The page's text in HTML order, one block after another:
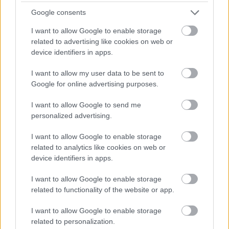
Google consents
I want to allow Google to enable storage
related to advertising like cookies on web or
device identifiers in apps.
I want to allow my user data to be sent to
Google for online advertising purposes.
I want to allow Google to send me
personalized advertising.
I want to allow Google to enable storage
related to analytics like cookies on web or
device identifiers in apps.
I want to allow Google to enable storage
related to functionality of the website or app.
I want to allow Google to enable storage
related to personalization.
Az NB I-et, az NB II-t és az NB III-at is érinti a hétfői döntés.
2026.08.03.
Hatalmas góllal mentettek pontot a Vasas ellen
A Vasas II. vezetett Szegeden, de Rádai újabb bombája
2026.07.28.